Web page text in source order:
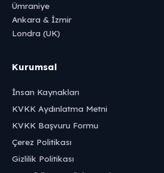
Ümraniye
Ankara & İzmir
Londra (UK)
Kurumsal
İnsan Kaynakları
KVKK Aydınlatma Metni
KVKK Başvuru Formu
Çerez Politikası
Gizlilik Politikası